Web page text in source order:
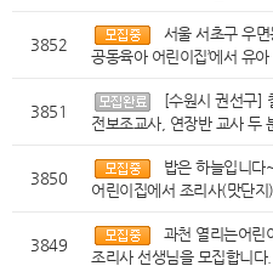
3852
서울 서초구 우면
공동육아 어린이집’에서 유
3851
[수원시 권선구]
전보조교사, 연장반 교사 두
3850
밥은 하늘입니다
어린이집에서 조리사(맛단
3849
과천 열리는어린
조리사 선생님을 모집합니다.